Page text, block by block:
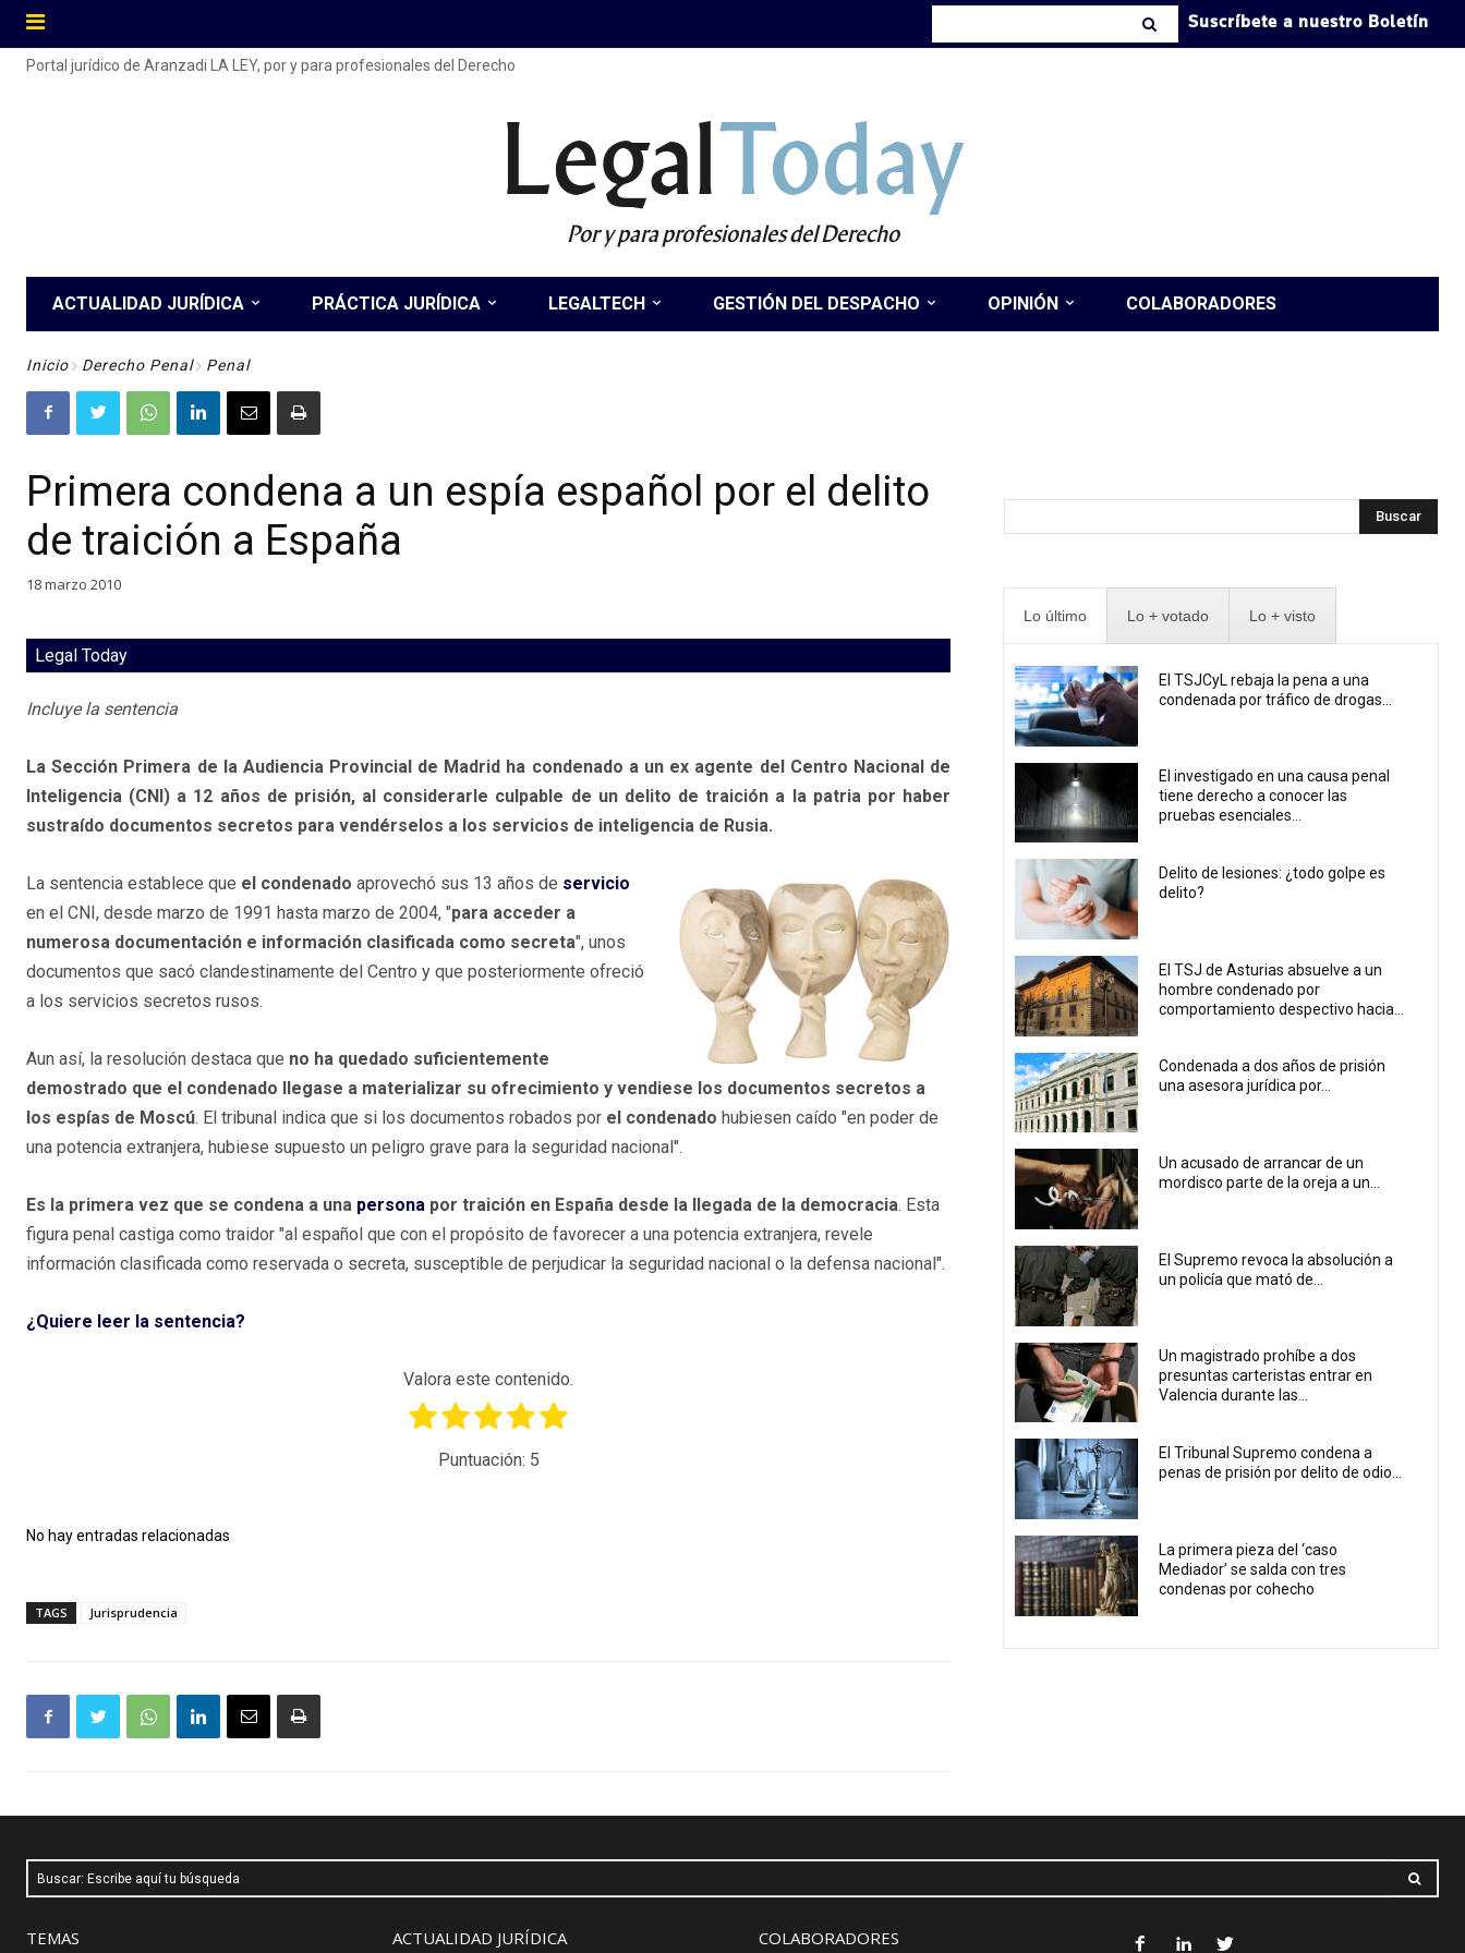
Suscríbete a nuestro Boletín
Portal jurídico de Aranzadi LA LEY, por y para profesionales del Derecho
LegalToday
Por y para profesionales del Derecho
ACTUALIDAD JURÍDICA PRÁCTICA JURÍDICA LEGALTECH GESTIÓN DEL DESPACHO OPINIÓN COLABORADORES
Inicio Derecho Penal Penal
Primera condena a un espía español por el delito
de traición a España
18 marzo 2010
Legal Today
Incluye la sentencia
La Sección Primera de la Audiencia Provincial de Madrid ha condenado a un ex agente del Centro Nacional de
Inteligencia (CNI) a 12 años de prisión, al considerarle culpable de un delito de traición a la patria por haber
sustraído documentos secretos para vendérselos a los servicios de inteligencia de Rusia.
La sentencia establece que el condenado aprovechó sus 13 años de servicio
en el CNI, desde marzo de 1991 hasta marzo de 2004, "para acceder a
numerosa documentación e información clasificada como secreta", unos
documentos que sacó clandestinamente del Centro y que posteriormente ofreció
a los servicios secretos rusos.
Aun así, la resolución destaca que no ha quedado suficientemente
demostrado que el condenado llegase a materializar su ofrecimiento y vendiese los documentos secretos a
los espías de Moscú. El tribunal indica que si los documentos robados por el condenado hubiesen caído "en poder de
una potencia extranjera, hubiese supuesto un peligro grave para la seguridad nacional".
Es la primera vez que se condena a una persona por traición en España desde la llegada de la democracia. Esta
figura penal castiga como traidor "al español que con el propósito de favorecer a una potencia extranjera, revele
información clasificada como reservada o secreta, susceptible de perjudicar la seguridad nacional o la defensa nacional".
¿Quiere leer la sentencia?
Valora este contenido.
Puntuación: 5
No hay entradas relacionadas
TAGS Jurisprudencia
Buscar
Lo último Lo + votado Lo + visto
El TSJCyL rebaja la pena a una
condenada por tráfico de drogas...
El investigado en una causa penal
tiene derecho a conocer las
pruebas esenciales...
Delito de lesiones: ¿todo golpe es
delito?
El TSJ de Asturias absuelve a un
hombre condenado por
comportamiento despectivo hacia...
Condenada a dos años de prisión
una asesora jurídica por...
Un acusado de arrancar de un
mordisco parte de la oreja a un...
El Supremo revoca la absolución a
un policía que mató de...
Un magistrado prohíbe a dos
presuntas carteristas entrar en
Valencia durante las...
El Tribunal Supremo condena a
penas de prisión por delito de odio...
La primera pieza del ‘caso
Mediador’ se salda con tres
condenas por cohecho
Buscar: Escribe aquí tu búsqueda
TEMAS ACTUALIDAD JURÍDICA COLABORADORES